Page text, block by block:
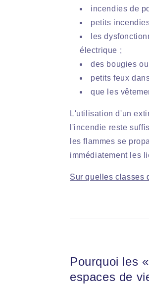
incendies de
petits
les
électrique ;
des bougies
petits feux
que les
L'utilisation d'un
l'incendie reste
les flammes se
immédiatement les
Sur quelles classes
Pourquoi les
espaces de